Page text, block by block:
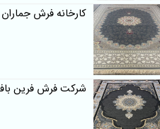
کارخانه فرش جماران
شرکت فرش فرین بافت